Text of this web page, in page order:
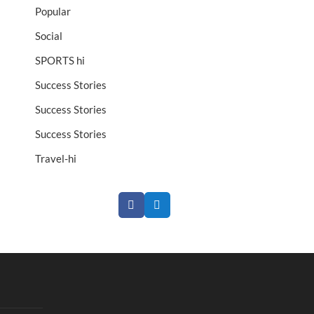
Popular
Social
SPORTS hi
Success Stories
Success Stories
Success Stories
Travel-hi
F
a
b
T
w
t